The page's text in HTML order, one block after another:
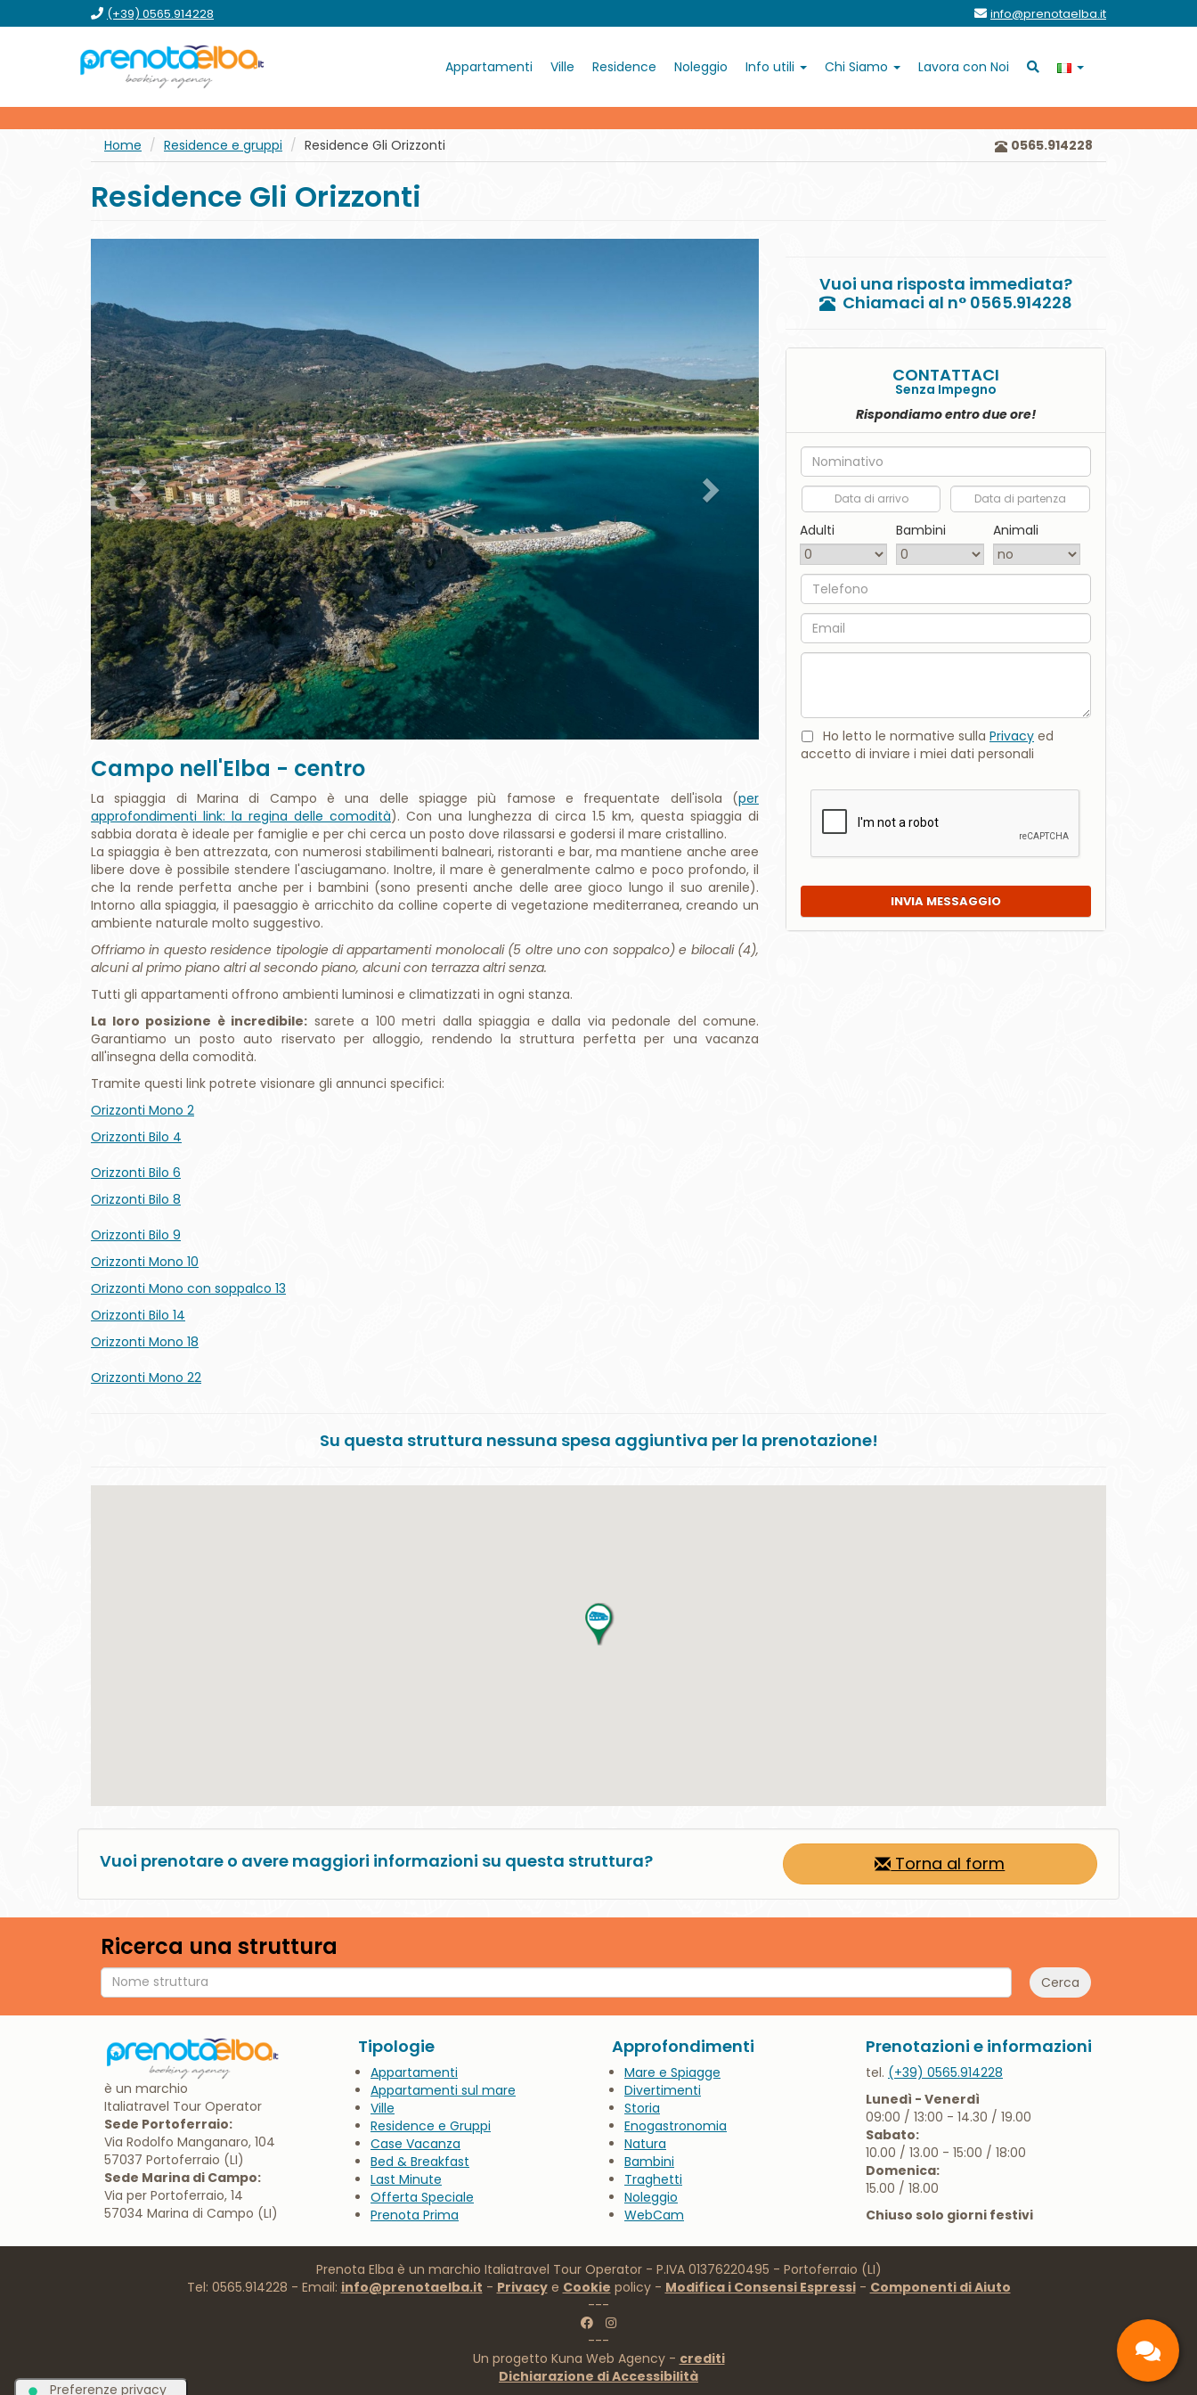
al
al
al
al
(+39) 0565.914228 info@prenotaelba.it
Appartamenti Ville Residence Noleggio Info utili Chi Siamo Lavora con Noi
Home Residence e gruppi Residence Gli Orizzonti 0565.914228
Residence Gli Orizzonti
Campo nell'Elba - centro
La spiaggia di Marina di Campo è una delle spiagge più famose e frequentate dell'isola (per
approfondimenti link: la regina delle comodità
sabbia dorata è ideale per famiglie e per chi cerca un posto dove rilassarsi e godersi il mare cristallino.
La spiaggia è ben attrezzata, con numerosi stabilimenti balneari, ristoranti e bar, ma mantiene anche aree
libere dove è possibile stendere l'asciugamano. Inoltre, il mare è generalmente calmo e poco profondo, il
che la rende perfetta anche per i bambini (sono presenti anche delle aree gioco lungo il suo arenile).
Intorno alla spiaggia, il paesaggio è arricchito da colline coperte di vegetazione mediterranea, creando un
ambiente naturale molto suggestivo.
Offriamo in questo residence tipologie di appartamenti monolocali (5 oltre uno con soppalco) e bilocali (4),
alcuni al primo piano altri al secondo piano, alcuni con terrazza altri senza.
Tutti gli appartamenti offrono ambienti luminosi e climatizzati in ogni stanza.
La loro posizione è incredibile:sarete a 100 metri dalla spiaggia e dalla via pedonale del comune.
all'insegna della comodità.
Tramite questi link potrete visionare gli annunci specifici:
Orizzonti Mono 2
Orizzonti Bilo 4
Orizzonti Bilo 6
Orizzonti Bilo 8
Orizzonti Bilo 9
Orizzonti Mono 10
Orizzonti Mono con soppalco 13
Orizzonti Bilo 14
Orizzonti Mono 18
Orizzonti Mono 22
Vuoi una risposta immediata?
Chiamaci al n° 0565.914228
CONTATTACI
Senza Impegno
Rispondiamo entro due ore!
Nome
Data di arrivo
Data di partenza
Adulti
Bambini Animali
Telefono
Email
Ho letto le normative sulla Privacy ed
accetto di inviare i miei dati personali
INVIA MESSAGGIO
Vuoi prenotare o avere maggiori informazioni su questa struttura? Torna al form
Ricerca una struttura
Italiatravel Tour Operator
Sede Portoferraio:
Via Rodolfo Manganaro, 104
57037 Portoferraio (LI)
Sede Marina di Campo:
Via per Portoferraio, 14
57034 Marina di Campo (LI)
Tipologie
Appartamenti
Appartamenti sul mare
Ville
Residence e Gruppi
Case Vacanza
Bed & Breakfast
Last Minute
Offerta Speciale
Prenota Prima
Approfondimenti
Mare e Spiagge
Divertimenti
Storia
Enogastronomia
Natura
Bambini
Traghetti
Noleggio
WebCam
Prenotazioni e informazioni
tel.(+39) 0565.914228
Lunedì - Venerdì
09:00 / 13:00 - 14.30 / 19.00
Sabato:
10.00 / 13.00 - 15:00 / 18:00
Domenica:
15.00 / 18.00
Chiuso solo giorni festivi
Prenota Elba è un marchio Italiatravel Tour Operator - P.IVA 01376220495 - Portoferraio (LI)
---
---
Un progetto Kuna Web Agency -
Dichiarazione di Accessibilità